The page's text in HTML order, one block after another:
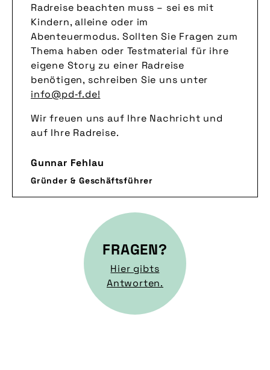
Radreise beachten muss – sei es mit
Kindern, alleine oder im
Abenteuermodus. Sollten Sie Fragen zum
Thema haben oder Testmaterial für ihre
eigene Story zu einer Radreise
benötigen, schreiben Sie uns unter
info@pd‑f.de!
Wir freuen uns auf Ihre Nachricht und
auf Ihre Radreise.
Gunnar Fehlau
Gründer & Geschäftsführer
FRAGEN?
Hier gibts
Antworten.